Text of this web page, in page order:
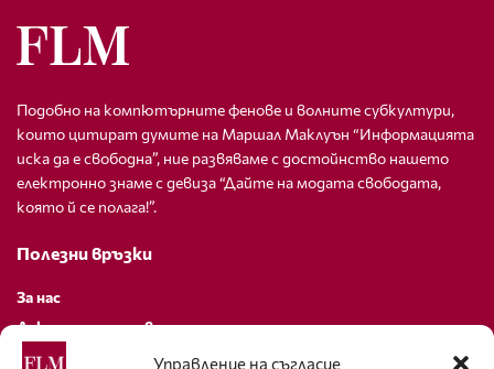
Управление на съгласие
Подобно на компютърните фенове и волните субкултури,
които цитират думите на Маршал Маклуън “Информацията
иска да е свободна”, ние развяваме с достойнство нашето
електронно знаме с девиза “Дайте на модата свободата,
която й се полага!”.
Полезни връзки
За нас
Декларация за поверителност
Политика за бисквитки